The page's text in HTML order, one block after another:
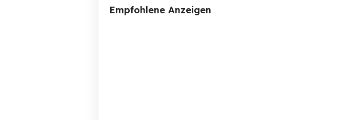
Empfohlene Anzeigen